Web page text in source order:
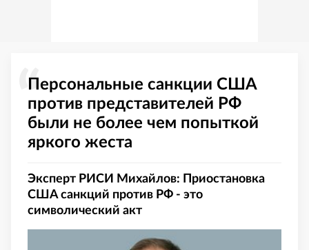
Персональные санкции США
против представителей РФ
были не более чем попыткой
яркого жеста
Эксперт РИСИ Михайлов: Приостановка
США санкций против РФ - это
символический акт